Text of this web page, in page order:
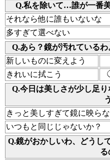
Q.私を除いて…誰が一番
それなら他に誰もいないな
多すぎて選べない
Q.あら？鏡が汚れているわ
新しいものに変えよう
きれいに拭こう
Q.今日は美しさが少し足
きっと美しすぎて鏡に映ら
いつもと同じじゃないか？
Q.鏡がおかしいわ、どうし
る